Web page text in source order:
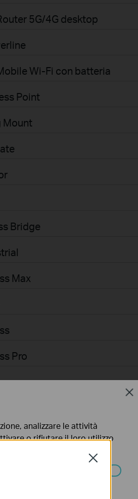
5G/4G desktop
Wi-Fi con batteria
Point
Mount
Bridge
Max
Pro
Plus
Close
analizzare le attività
o rifiutare il loro utilizzo
e non possono essere
Close